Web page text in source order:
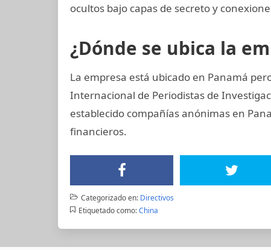
ocultos bajo capas de secreto y
¿Dónde se ubica la
La empresa está ubicado en Panamá
Internacional de Periodistas de
establecido compañías anónimas en
financieros.
Categorizado en: Directivos
Etiquetado como: China